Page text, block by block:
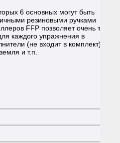
6 основных могут быть
резиновыми ручками
FFP позволяет очень тонко
каждого упражнения в
(не входит в комплект):
и т.п.